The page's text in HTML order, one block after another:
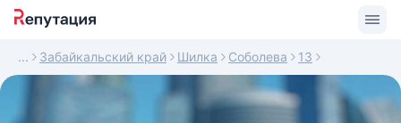
Забайкальский край Шилка Соболева 13